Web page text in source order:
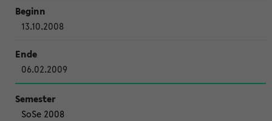
13.10.2008
06.02.2009
SoSe 2008